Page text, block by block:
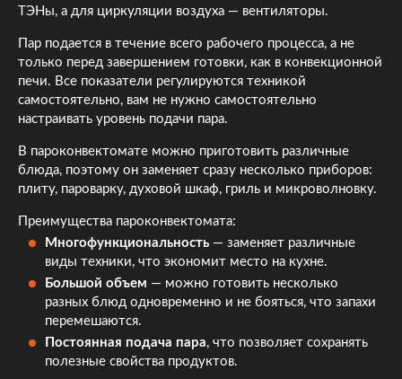
ТЭНы, а для циркуляции воздуха — вентиляторы.
Пар подается в течение всего рабочего процесса, а не
только перед завершением готовки, как в конвекционной
печи. Все показатели регулируются техникой
самостоятельно, вам не нужно самостоятельно
настраивать уровень подачи пара.
В пароконвектомате можно приготовить различные
блюда, поэтому он заменяет сразу несколько приборов:
плиту, пароварку, духовой шкаф, гриль и микроволновку.
Преимущества пароконвектомата:
Многофункциональность — заменяет различные
виды техники, что экономит место на кухне.
Большой объем — можно готовить несколько
разных блюд одновременно и не бояться, что запахи
перемешаются.
Постоянная подача пара, что позволяет сохранять
полезные свойства продуктов.